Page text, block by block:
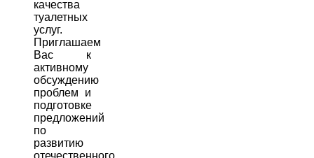
качества
туалетных
услуг.
Приглашаем
Вас к
активному
обсуждению
проблем и
подготовке
предложений
по
развитию
отечественного